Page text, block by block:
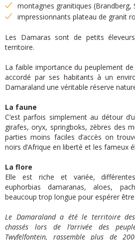
montagnes granitiques (Brandberg,
impressionnants plateau de granit
Les Damaras sont de petits
territoire.
La faible importance du peuplement
accordé par ses habitants à un
Damaraland une véritable réserve
La faune
C’est parfois simplement au détour
girafes, oryx, springboks, zèbres des
parties moins faciles d’accès on
noirs d’Afrique en liberté et les fameux
La flore
Elle est riche et variée,
euphorbias damaranas, aloes,
beaucoup trop longue pour espérer
Le Damaraland a été le territoire
chassés lors de l’arrivée des
Twyfelfontein, rassemble plus de